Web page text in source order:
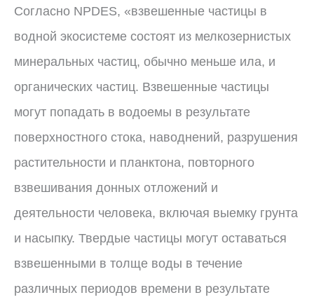
Согласно NPDES, «взвешенные частицы в
водной экосистеме состоят из мелкозернистых
минеральных частиц, обычно меньше ила, и
органических частиц. Взвешенные частицы
могут попадать в водоемы в результате
поверхностного стока, наводнений, разрушения
растительности и планктона, повторного
взвешивания донных отложений и
деятельности человека, включая выемку грунта
и насыпку. Твердые частицы могут оставаться
взвешенными в толще воды в течение
различных периодов времени в результате